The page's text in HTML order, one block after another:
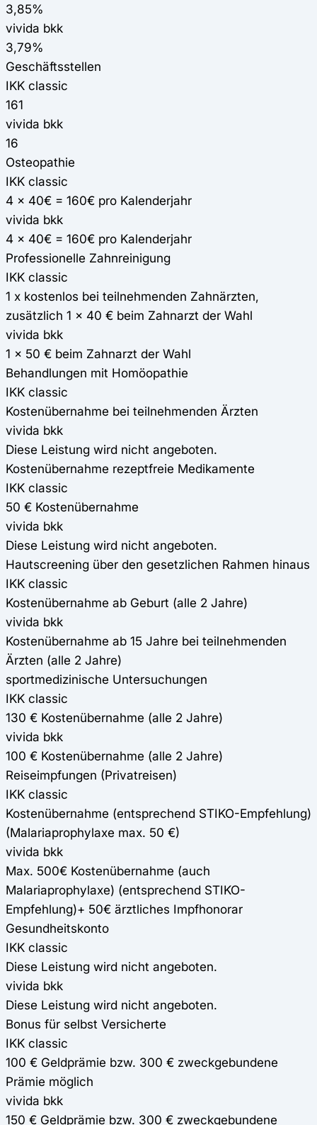
3,85%
vivida bkk
3,79%
Geschäftsstellen
IKK classic
161
vivida bkk
16
Osteopathie
IKK classic
4 x 40€ = 160€ pro Kalenderjahr
vivida bkk
4 x 40€ = 160€ pro Kalenderjahr
Professionelle Zahnreinigung
IKK classic
1 x kostenlos bei teilnehmenden Zahnärzten,
zusätzlich 1 x 40 € beim Zahnarzt der Wahl
vivida bkk
1 x 50 € beim Zahnarzt der Wahl
Behandlungen mit Homöopathie
IKK classic
Kostenübernahme bei teilnehmenden Ärzten
vivida bkk
Diese Leistung wird nicht angeboten.
Kostenübernahme rezeptfreie Medikamente
IKK classic
50 € Kostenübernahme
vivida bkk
Diese Leistung wird nicht angeboten.
Hautscreening über den gesetzlichen Rahmen hinaus
IKK classic
Kostenübernahme ab Geburt (alle 2 Jahre)
vivida bkk
Kostenübernahme ab 15 Jahre bei teilnehmenden
Ärzten (alle 2 Jahre)
sportmedizinische Untersuchungen
IKK classic
130 € Kostenübernahme (alle 2 Jahre)
vivida bkk
100 € Kostenübernahme (alle 2 Jahre)
Reiseimpfungen (Privatreisen)
IKK classic
Kostenübernahme (entsprechend STIKO-Empfehlung)
(Malariaprophylaxe max. 50 €)
vivida bkk
Max. 500€ Kostenübernahme (auch
Malariaprophylaxe) (entsprechend STIKO-
Empfehlung)+ 50€ ärztliches Impfhonorar
Gesundheitskonto
IKK classic
Diese Leistung wird nicht angeboten.
vivida bkk
Diese Leistung wird nicht angeboten.
Bonus für selbst Versicherte
IKK classic
100 € Geldprämie bzw. 300 € zweckgebundene
Prämie möglich
vivida bkk
150 € Geldprämie bzw. 300 € zweckgebundene